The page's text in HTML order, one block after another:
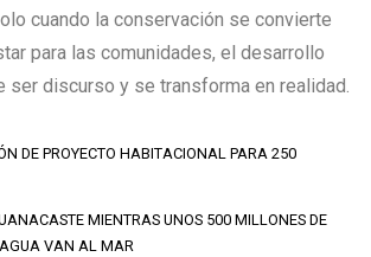
cuando la conservación se convierte
para las comunidades, el desarrollo
ser discurso y se transforma en realidad.
DE PROYECTO HABITACIONAL PARA 250
MIENTRAS UNOS 500 MILLONES DE
AGUA VAN AL MAR